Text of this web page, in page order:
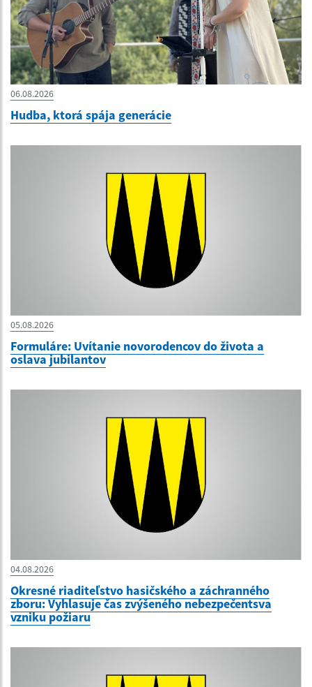
06.08.2026
Hudba, ktorá spája generácie
05.08.2026
Formuláre: Uvítanie novorodencov do života a
oslava jubilantov
04.08.2026
Okresné riaditeľstvo hasičského a záchranného
zboru: Vyhlasuje čas zvýšeného nebezpečentsva
vzniku požiaru